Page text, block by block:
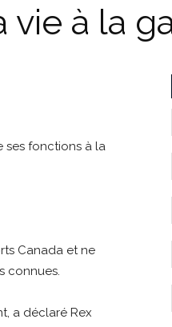
à la
ses fonctions à la
Canada et ne
connues.
a déclaré Rex